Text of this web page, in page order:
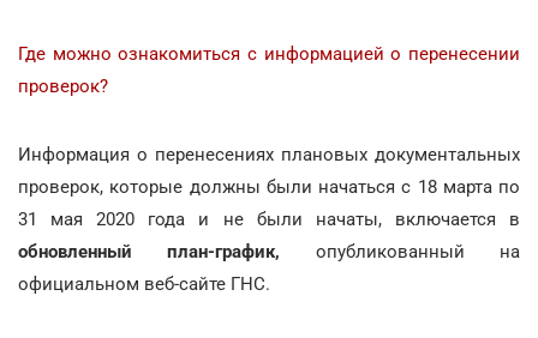
Где можно ознакомиться с информацией о перенесении
проверок?
Информация о перенесениях плановых документальных
проверок, которые должны были начаться с 18 марта по
31 мая 2020 года и не были начаты, включается в
обновленный план-график, опубликованный на
официальном веб-сайте ГНС.